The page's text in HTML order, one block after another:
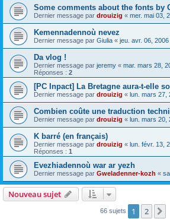
Some comments about the fonts by
Dernier message par drouizig « mer. mai 03,
Kemennadennoù nevez
Dernier message par Giulia « jeu. avr. 06,
Da vlog !
Dernier message par jeremy « mar. mars 28,
Réponses : 2
[PC Inpact] La Bretagne aura-t-elle
Dernier message par drouizig « lun. mars 27,
Combien coûte une traduction
Dernier message par drouizig « lun. mars 20,
K barré (en français)
Dernier message par drouizig « lun. févr. 13,
Réponses : 1
Evezhiadennoù war ar yezh
Dernier message par Gweladenner-kozh «
Nouveau sujet
66 sujets 1 2